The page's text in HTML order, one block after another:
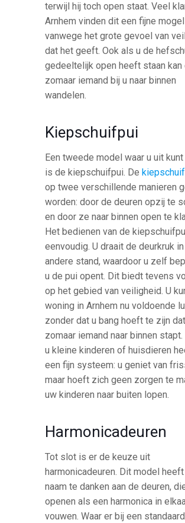
terwijl hij toch open staat. Veel
Arnhem vinden dit een fijne
vanwege het grote gevoel van
dat het geeft. Ook als u de
gedeeltelijk open heeft staan kan
zomaar iemand bij u naar binnen
wandelen.
Kiepschuifpui
Een tweede model waar u uit
is de kiepschuifpui. De
op twee verschillende manieren
worden: door de deuren opzij te
en door ze naar binnen open te
Het bedienen van de
eenvoudig. U draait de deurkruk
andere stand, waardoor u zelf
u de pui opent. Dit biedt tevens
op het gebied van veiligheid. U
woning in Arnhem nu voldoende
zonder dat u bang hoeft te zijn
zomaar iemand naar binnen
u kleine kinderen of huisdieren
een fijn systeem: u geniet van
maar hoeft zich geen zorgen te
uw kinderen naar buiten lopen.
Harmonicadeuren
Tot slot is er de keuze uit
harmonicadeuren. Dit model heeft
naam te danken aan de deuren,
openen als een harmonica in
vouwen. Waar er bij een